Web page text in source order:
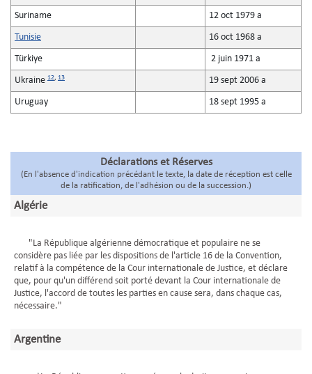
Suriname 12 oct 1979 a
Tunisie 16 oct 1968 a
Türkiye 2 juin 1971 a
Ukraine 12, 13 19 sept 2006 a
Uruguay 18 sept 1995 a
Déclarations et Réserves
(En l'absence d'indication précédant le texte, la date de réception est celle
de la ratification, de l'adhésion ou de la succession.)
Algérie
"La République algérienne démocratique et populaire ne se
considère pas liée par les dispositions de l'article 16 de la Convention,
relatif à la compétence de la Cour internationale de Justice, et déclare
que, pour qu'un différend soit porté devant la Cour internationale de
Justice, l'accord de toutes les parties en cause sera, dans chaque cas,
nécessaire."
Argentine